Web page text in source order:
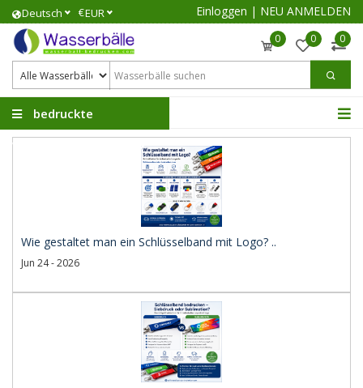
Deutsch €EUR Einloggen | NEU ANMELDEN
0 0 0
bedruckte
Wasserbälle
Wie gestaltet man ein Schlüsselband mit Logo? ..
Jun 24 - 2026